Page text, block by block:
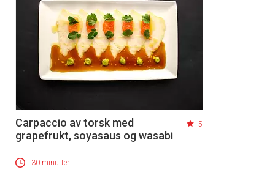
Carpaccio av torsk med
grapefrukt, soyasaus og wasabi
5
30 minutter